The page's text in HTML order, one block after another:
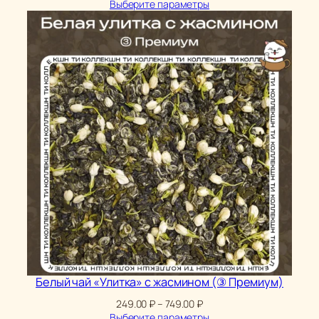
цен:
249.00 ₽
–
749.00 ₽
174.30 ₽
–
524.30 ₽
Выберите параметры
Белый чай «Улитка» с жасмином (③ Премиум)
249.00 ₽– 749.00 ₽Диапазон